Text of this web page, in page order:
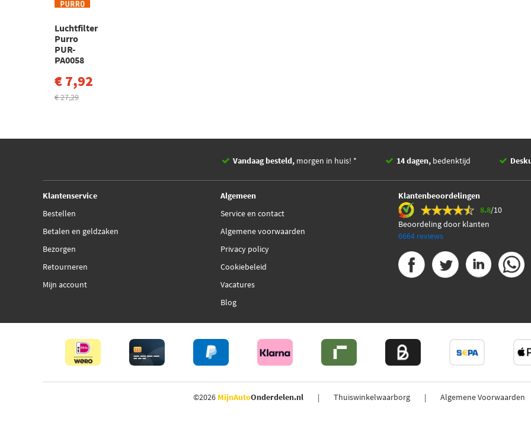
Luchtfilter
Purro
PUR-
PA0058
€ 7,92
€ 27,29
Vandaag besteld, morgen in huis! * 14 dagen, bedenktijd
Klantenservice
Bestellen
Betalen en geldzaken
Bezorgen
Retourneren
Mijn account
Algemeen
Service en contact
Algemene voorwaarden
Privacy policy
Cookiebeleid
Vacatures
Blog
Klantenbeoordelingen
8.8/10
Beoordeling door klanten
6664 reviews
©2026 MijnAutoOnderdelen.nl Thuiswinkelwaarborg Algemene Voorwaarden